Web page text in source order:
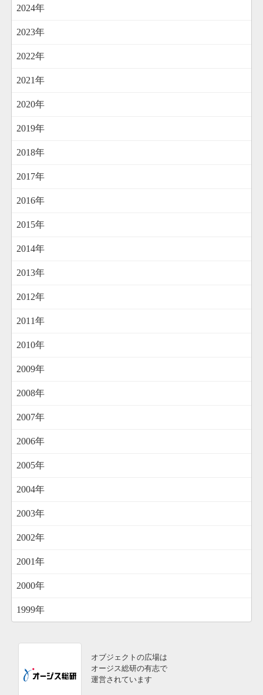
2024年
2023年
2022年
2021年
2020年
2019年
2018年
2017年
2016年
2015年
2014年
2013年
2012年
2011年
2010年
2009年
2008年
2007年
2006年
2005年
2004年
2003年
2002年
2001年
2000年
1999年
オブジェクトの広場は
オージス総研の有志で
運営されています